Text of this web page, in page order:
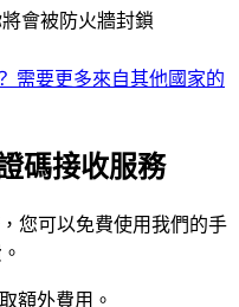
會被防火牆封鎖
需要更多來自其他國家的
碼接收服務
您可以免費使用我們的手
額外費用。